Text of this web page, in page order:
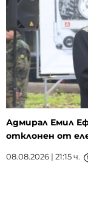
Адмирал Емил
отклонен от
08.08.2026 | 21:15 ч.